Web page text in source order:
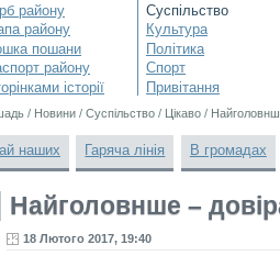
району
району
пошани
району
історії
Суспільство
Культура
Політика
Спорт
Привітання
/ Новини / Суспільство / Цікаво /
наших Гаряча лінія В громадах
Найголовнше –
18 Лютого 2017, 19:40